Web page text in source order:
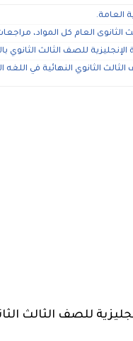
العامة.
العام كل المواد، مراجعات
للصف الثالث الثانوي
الثانوي النهائية في اللغه